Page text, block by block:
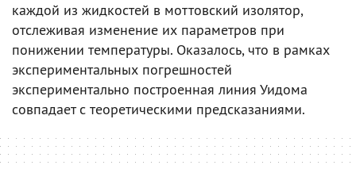
каждой из жидкостей в моттовский изолятор,
отслеживая изменение их параметров при
понижении температуры. Оказалось, что в рамках
экспериментальных погрешностей
экспериментально построенная линия Уидома
совпадает с теоретическими предсказаниями.